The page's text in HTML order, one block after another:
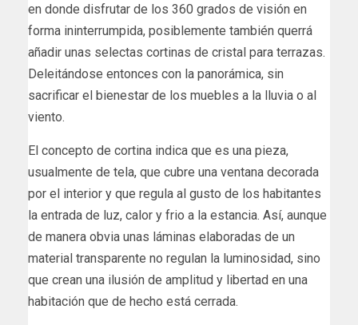
en donde disfrutar de los 360 grados de visión en
forma ininterrumpida, posiblemente también querrá
añadir unas selectas cortinas de cristal para terrazas.
Deleitándose entonces con la panorámica, sin
sacrificar el bienestar de los muebles a la lluvia o al
viento.
El concepto de cortina indica que es una pieza,
usualmente de tela, que cubre una ventana decorada
por el interior y que regula al gusto de los habitantes
la entrada de luz, calor y frio a la estancia. Así, aunque
de manera obvia unas láminas elaboradas de un
material transparente no regulan la luminosidad, sino
que crean una ilusión de amplitud y libertad en una
habitación que de hecho está cerrada.